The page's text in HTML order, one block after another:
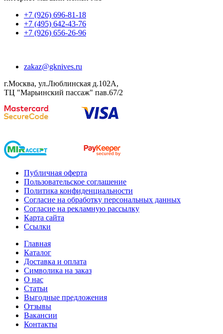
+7 (926) 696-81-18
+7 (495) 642-43-76
+7 (926) 656-26-96
zakaz@gknives.ru
г.Москва, ул.Люблинская д.102А,
ТЦ "Марьинский пассаж" пав.67/2
Публичная оферта
Пользовательское соглашение
Политика конфиденциальности
Согласие на обработку персональных данных
Согласие на рекламную рассылку
Карта сайта
Ссылки
Главная
Каталог
Доставка и оплата
Символика на заказ
О нас
Статьи
Выгодные предложения
Отзывы
Вакансии
Контакты